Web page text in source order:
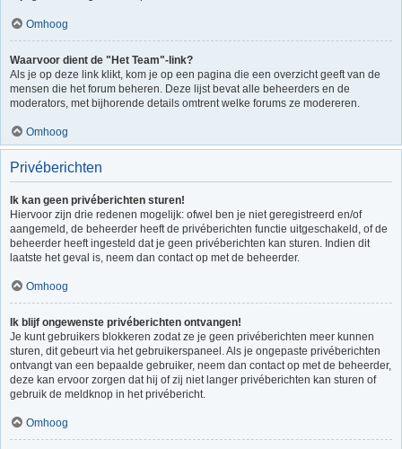
Omhoog
Waarvoor dient de "Het Team"-link?
Als je op deze link klikt, kom je op een pagina die een overzicht geeft van de
mensen die het forum beheren. Deze lijst bevat alle beheerders en de
moderators, met bijhorende details omtrent welke forums ze modereren.
Omhoog
Privéberichten
Ik kan geen privéberichten sturen!
Hiervoor zijn drie redenen mogelijk: ofwel ben je niet geregistreerd en/of
aangemeld, de beheerder heeft de privéberichten functie uitgeschakeld, of de
beheerder heeft ingesteld dat je geen privéberichten kan sturen. Indien dit
laatste het geval is, neem dan contact op met de beheerder.
Omhoog
Ik blijf ongewenste privéberichten ontvangen!
Je kunt gebruikers blokkeren zodat ze je geen privéberichten meer kunnen
sturen, dit gebeurt via het gebruikerspaneel. Als je ongepaste privéberichten
ontvangt van een bepaalde gebruiker, neem dan contact op met de beheerder,
deze kan ervoor zorgen dat hij of zij niet langer privéberichten kan sturen of
gebruik de meldknop in het privébericht.
Omhoog